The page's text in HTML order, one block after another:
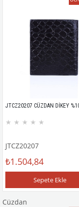
★ ★ ★ ★ ★
JTCZ20207
₺1.504,84
Sepete Ekle
Cüzdan